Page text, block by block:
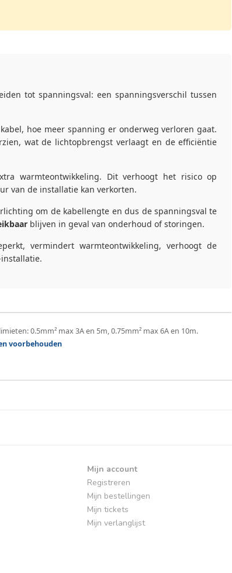
tot spanningsval: een spanningsverschil tussen
hoe meer spanning er onderweg verloren gaat.
wat de lichtopbrengst verlaagt en de efficiëntie
warmteontwikkeling. Dit verhoogt het risico op
van de installatie kan verkorten.
om de kabellengte en dus de spanningsval te
blijven in geval van onderhoud of storingen.
vermindert warmteontwikkeling, verhoogt de
0.5mm² max 3A en 5m, 0.75mm² max 6A en 10m.
voorbehouden
Mijn account
Registreren
Mijn bestellingen
Mijn tickets
Mijn verlanglijst